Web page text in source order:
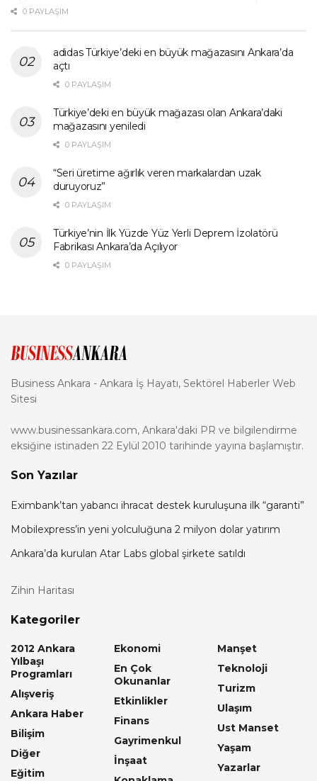
0 PAYLAŞIM
adidas Türkiye’deki en büyük mağazasını Ankara’da
açtı
0 PAYLAŞIM
Türkiye’deki en büyük mağazası olan Ankara’daki
mağazasını yeniledi
0 PAYLAŞIM
“Seri üretime ağırlık veren markalardan uzak
duruyoruz”
0 PAYLAŞIM
Türkiye’nin İlk Yüzde Yüz Yerli Deprem İzolatörü
Fabrikası Ankara’da Açılıyor
0 PAYLAŞIM
Business Ankara - Ankara İş Hayatı, Sektörel Haberler Web
Sitesi
www.businessankara.com, Ankara'daki PR ve bilgilendirme
eksiğine istinaden 22 Eylül 2010 tarihinde yayına başlamıştır.
Son Yazılar
Eximbank’tan yabancı ihracat destek kuruluşuna ilk “garanti”
Mobilexpress’in yeni yolculuğuna 2 milyon dolar yatırım
Ankara’da kurulan Atar Labs global şirkete satıldı
Zihin Haritası
Kategoriler
2012 Ankara
Yılbaşı
Programları
Alışveriş
Ankara Haber
Bilişim
Diğer
Eğitim
Ekonomi
En Çok
Okunanlar
Etkinlikler
Finans
Gayrimenkul
İnşaat
Manşet
Teknoloji
Turizm
Ulaşım
Ust Manset
Yaşam
Yazarlar